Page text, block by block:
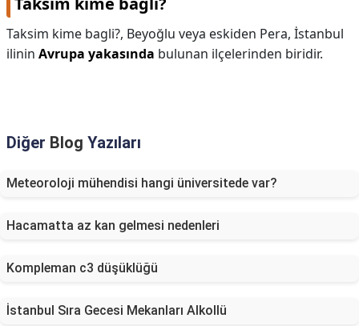
Taksim kime bagli?, Beyoğlu veya eskiden Pera, İstanbul
ilinin Avrupa yakasında bulunan ilçelerinden biridir.
Diğer Blog Yazıları
Meteoroloji mühendisi hangi üniversitede var?
Hacamatta az kan gelmesi nedenleri
Kompleman c3 düşüklüğü
İstanbul Sıra Gecesi Mekanları Alkollü